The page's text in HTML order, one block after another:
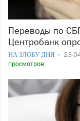
Переводы по СБП останутся бесплатными:
Центробанк
НА ЗЛОБУ ДНЯ 23-
просмотров